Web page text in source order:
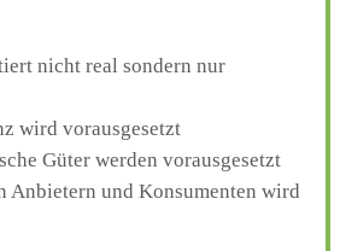
nicht real sondern nur
wird vorausgesetzt
Güter werden vorausgesetzt
Anbietern und Konsumenten wird